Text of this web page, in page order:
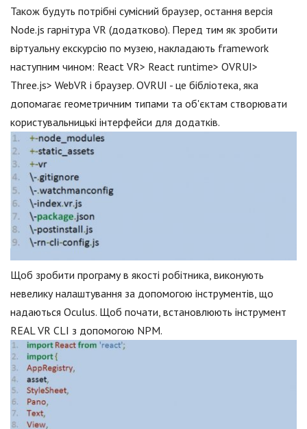
Також будуть потрібні сумісний браузер, остання версія
Node.js гарнітура VR (додатково). Перед тим як зробити
віртуальну екскурсію по музею, накладають framework
наступним чином: React VR> React runtime> OVRUI>
Three.js> WebVR і браузер. OVRUI - це бібліотека, яка
допомагає геометричним типами та об'єктам створювати
користувальницькі інтерфейси для додатків.
Щоб зробити програму в якості робітника, виконують
невелику налаштування за допомогою інструментів, що
надаються Oculus. Щоб почати, встановлюють інструмент
REAL VR CLI з допомогою NPM.